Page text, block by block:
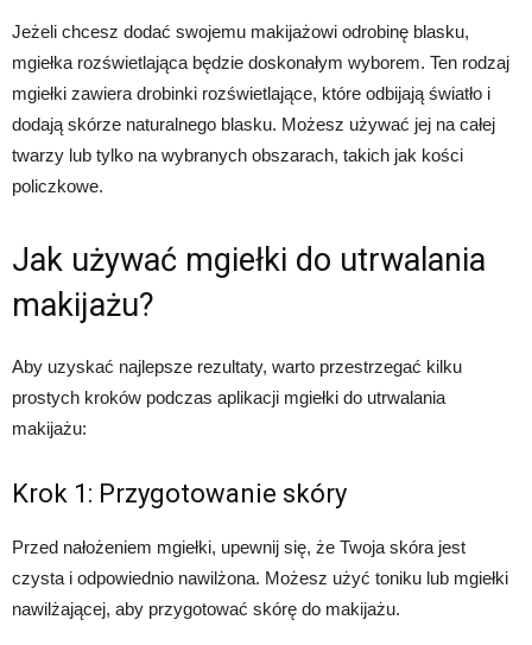
Jeżeli chcesz dodać swojemu makijażowi odrobinę blasku,
mgiełka rozświetlająca będzie doskonałym wyborem. Ten rodzaj
mgiełki zawiera drobinki rozświetlające, które odbijają światło i
dodają skórze naturalnego blasku. Możesz używać jej na całej
twarzy lub tylko na wybranych obszarach, takich jak kości
policzkowe.
Jak używać mgiełki do utrwalania
makijażu?
Aby uzyskać najlepsze rezultaty, warto przestrzegać kilku
prostych kroków podczas aplikacji mgiełki do utrwalania
makijażu:
Krok 1: Przygotowanie skóry
Przed nałożeniem mgiełki, upewnij się, że Twoja skóra jest
czysta i odpowiednio nawilżona. Możesz użyć toniku lub mgiełki
nawilżającej, aby przygotować skórę do makijażu.